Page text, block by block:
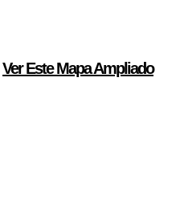
Ver Este Mapa Ampliado